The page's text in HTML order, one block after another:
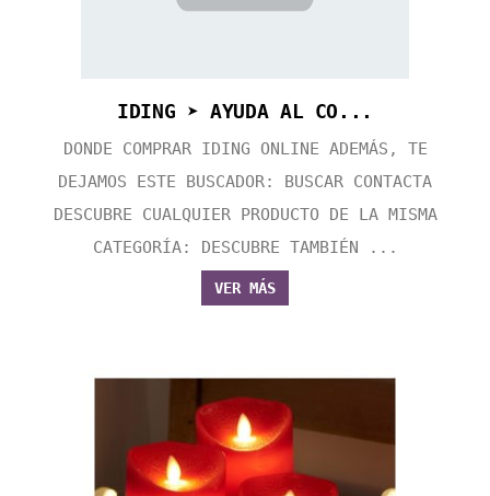
IDING ➤ AYUDA AL CO...
DONDE COMPRAR IDING ONLINE ADEMÁS, TE
DEJAMOS ESTE BUSCADOR: BUSCAR CONTACTA
DESCUBRE CUALQUIER PRODUCTO DE LA MISMA
CATEGORÍA: DESCUBRE TAMBIÉN ...
VER MÁS